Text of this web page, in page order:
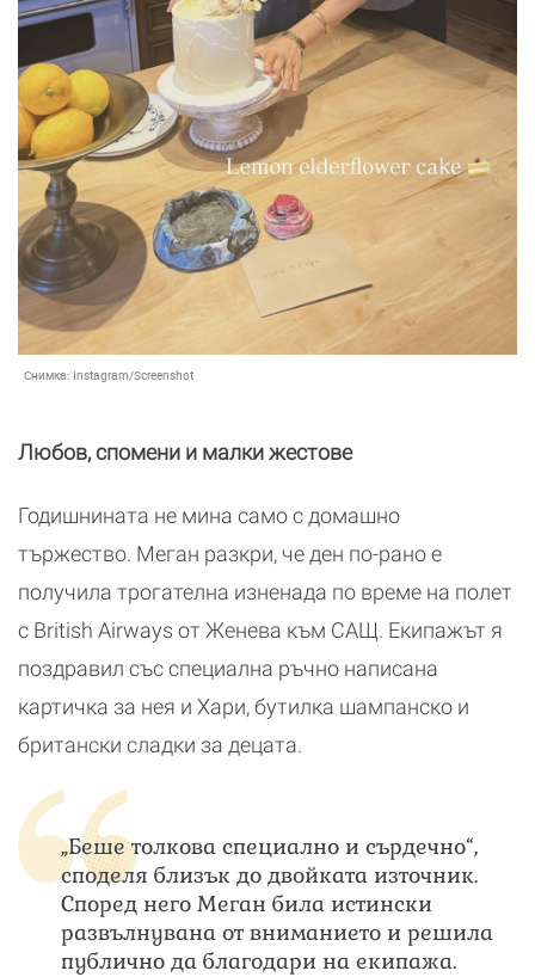
Снимка: Instagram/Screenshot
Любов, спомени и малки жестове
Годишнината не мина само с домашно
тържество. Меган разкри, че ден по-рано е
получила трогателна изненада по време на полет
с British Airways от Женева към САЩ. Екипажът я
поздравил със специална ръчно написана
картичка за нея и Хари, бутилка шампанско и
британски сладки за децата.
„Беше толкова специално и сърдечно“,
споделя близък до двойката източник.
Според него Меган била истински
развълнувана от вниманието и решила
публично да благодари на екипажа.